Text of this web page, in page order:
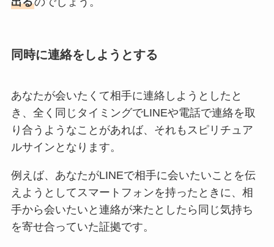
同時に連絡をしようとする
あなたが会いたくて相手に連絡しようとしたと
き、全く同じタイミングでLINEや電話で連絡を取
り合うようなことがあれば、それもスピリチュア
ルサインとなります。
例えば、あなたがLINEで相手に会いたいことを伝
えようとしてスマートフォンを持ったときに、相
手から会いたいと連絡が来たとしたら同じ気持ち
を寄せ合っていた証拠です。